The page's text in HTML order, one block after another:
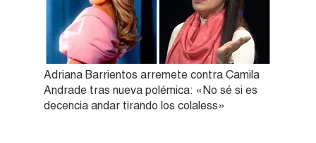
Adriana Barrientos arremete contra Camila
Andrade tras nueva polémica: «No sé si es
decencia andar tirando los colaless»